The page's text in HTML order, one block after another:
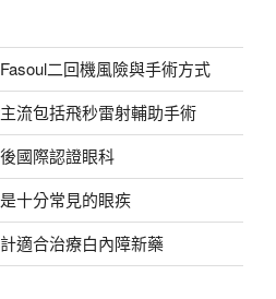
二回機風險與手術方式
流包括飛秒雷射輔助手術
國際認證眼科
十分常見的眼疾
適合治療白內障新藥